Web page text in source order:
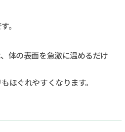
。
体の表面を急激に温めるだけ
ほぐれやすくなります。